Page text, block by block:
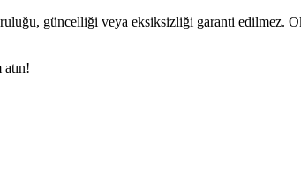
güncelliği veya eksiksizliği garanti edilmez.